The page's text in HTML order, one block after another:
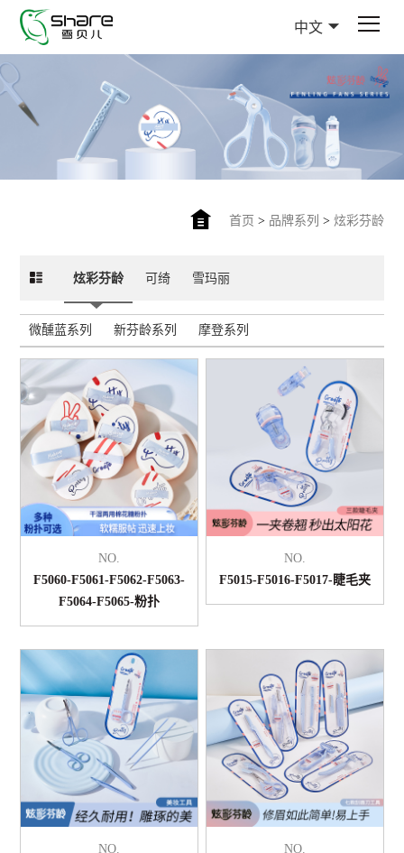
中文
首页 > 品牌系列 > 炫彩芬龄
炫彩芬龄 可绮 雪玛丽
微醺蓝系列 新芬龄系列 摩登系列
NO.
F5060-F5061-F5062-F5063-
F5064-F5065-粉扑
NO.
F5015-F5016-F5017-睫毛夹
NO.
NO.